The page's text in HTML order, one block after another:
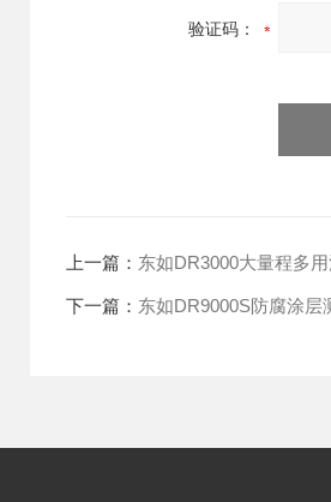
验证码：
上一篇： 东如DR3000大量程多
下一篇： 东如DR9000S防腐涂层